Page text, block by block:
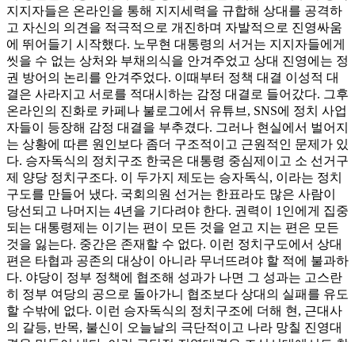
지지자들은 온라인을 통해 지지세력을 규합해 상대를 공격하
고 자신의 의견을 적극적으로 개진하며 자발적으로 진영싸움
에 뛰어들기 시작했다. 노무현 대통령의 서거는 지지자들에게
씻을 수 없는 상처와 부채의식을 안겨주었고 상대 진영에는 정
권 방어의 논리를 안겨주었다. 이때부터 정책 대결 이성적 대
결은 사라지고 서로를 적대시하는 감정 대결로 들어갔다. 그후
온라인의 진화로 카페나 불로그에서 유튜브, SNS에 정치 사업
자들이 등장해 감정 대결을 부추겼다. 그러나 현실에서 벌어지
는 상황에 따른 원인보다 좀더 구조적이고 근원적인 문제가 있
다. 승자독식의 정치구조 한국은 대통령 중심제이고 소 선거구
제 양당 정치구조다. 이 두가지 제도는 승자독식, 이라는 정치
구도를 만들어 냈다. 국회의원 선거는 한표라도 많은 사람이
당선되고 나머지는 4년을 기다려야 한다. 권력이 1인에게 집중
되는 대통령제는 이기는 편이 모든 것을 얻고 지는 편은 모든
것을 잃는다. 중간은 존재할 수 없다. 이런 정치구도에서 상대
편은 타협과 공존의 대상이 아니라 무너뜨려야 할 적에 불과하
다. 야당이 정부 정책에 협조해 성과가 나면 그 성과는 고스란
히 정부 여당의 공으로 돌아가니 협조보다 상대의 실패를 유도
할 수밖에 없다. 이런 승자독식의 정치구조에 더해 현, 근대사
의 갈등, 반목, 불신이 오늘날의 극단적이고 나라 망칠 진영대